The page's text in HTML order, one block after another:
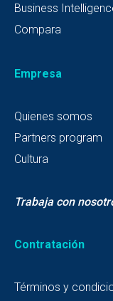
Business
Compara
Empresa
Quienes somos
Partners program
Cultura
Trabaja con
Contratación
Términos y